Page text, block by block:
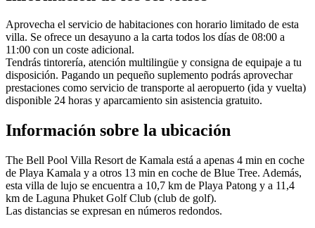
Aprovecha el servicio de habitaciones con horario limitado de esta
villa. Se ofrece un desayuno a la carta todos los días de 08:00 a
11:00 con un coste adicional.
Tendrás tintorería, atención multilingüe y consigna de equipaje a tu
disposición. Pagando un pequeño suplemento podrás aprovechar
prestaciones como servicio de transporte al aeropuerto (ida y vuelta)
disponible 24 horas y aparcamiento sin asistencia gratuito.
Información sobre la ubicación
The Bell Pool Villa Resort de Kamala está a apenas 4 min en coche
de Playa Kamala y a otros 13 min en coche de Blue Tree. Además,
esta villa de lujo se encuentra a 10,7 km de Playa Patong y a 11,4
km de Laguna Phuket Golf Club (club de golf).
Las distancias se expresan en números redondos.